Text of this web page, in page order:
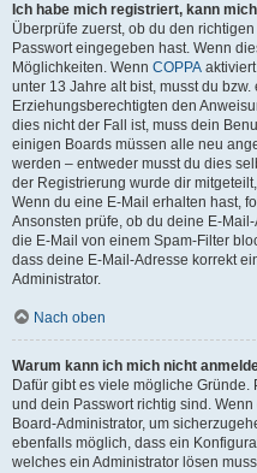
Ich habe mich registriert, kann
Überprüfe zuerst, ob du den
Passwort eingegeben hast. Wenn
Möglichkeiten. Wenn COPPA
unter 13 Jahre alt bist, musst du
Erziehungsberechtigten den
dies nicht der Fall ist, muss dein
einigen Boards müssen alle neu
werden – entweder musst du dies
der Registrierung wurde dir
Wenn du eine E-Mail erhalten hast,
Ansonsten prüfe, ob du deine E-
die E-Mail von einem Spam-Filter
dass deine E-Mail-Adresse korrekt
Administrator.
Nach oben
Warum kann ich mich nicht
Dafür gibt es viele mögliche
und dein Passwort richtig sind.
Board-Administrator, um
ebenfalls möglich, dass ein
welches ein Administrator lösen